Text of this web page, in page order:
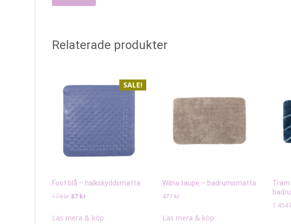
Relaterade produkter
SALE!
Foot blå – halkskyddsmatta
174kr Det
priset
87 kr
priset
Läs mera & köp
Wilna taupe – badrumsmatta
477 kr
Läs mera & köp
Tram
1 454